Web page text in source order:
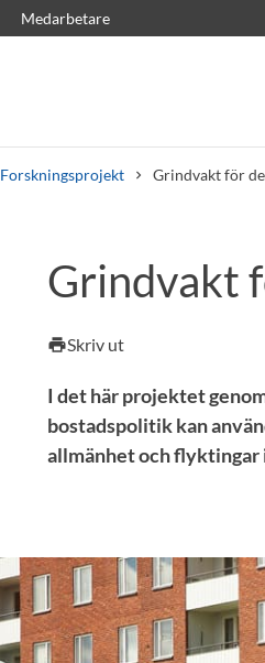
Medarbetare
Forskningsprojekt Grindvakt för
Kursplaner Välkomstbrev
Grindvakt
printSkriv ut
I det här projektet
bostadspolitik kan
allmänhet och flyktingar